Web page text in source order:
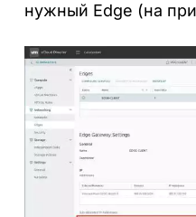
нужный Edge (на